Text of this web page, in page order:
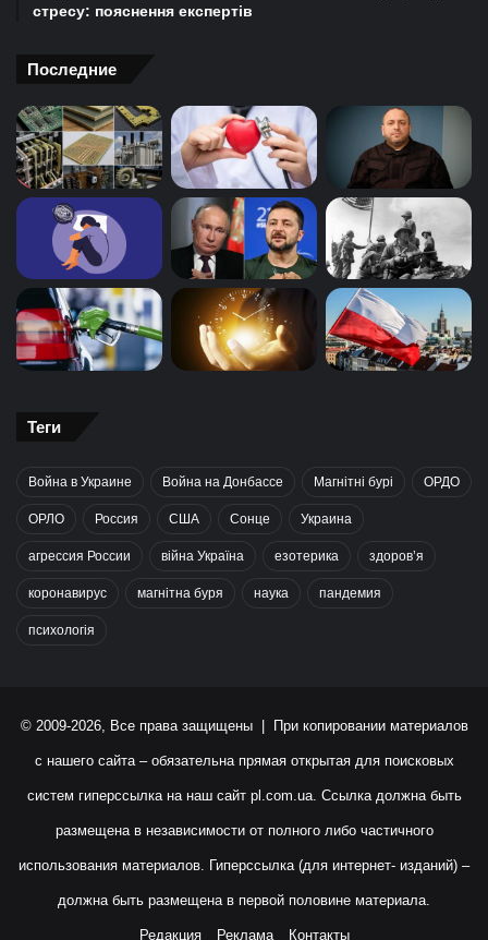
стресу: пояснення експертів
Последние
Теги
Война в Украине Война на Донбассе Магнітні бурі ОРДО
ОРЛО Россия США Сонце Украина
агрессия России війна Україна езотерика здоров’я
коронавирус магнітна буря наука пандемия
психологія
© 2009-2026, Все права защищены | При копировании материалов
с нашего сайта – обязательна прямая открытая для поисковых
систем гиперссылка на наш сайт pl.com.ua. Ссылка должна быть
размещена в независимости от полного либо частичного
использования материалов. Гиперссылка (для интернет- изданий) –
должна быть размещена в первой половине материала.
Редакция Реклама Контакты